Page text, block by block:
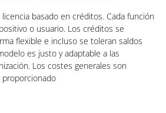
basado en créditos. Cada función
o usuario. Los créditos se
flexible e incluso se toleran saldos
es justo y adaptable a las
Los costes generales son
proporcionado